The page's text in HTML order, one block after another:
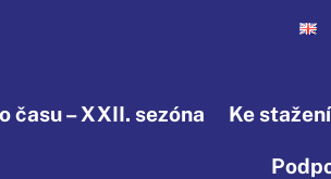
času – XXII. sezóna Ke stažení